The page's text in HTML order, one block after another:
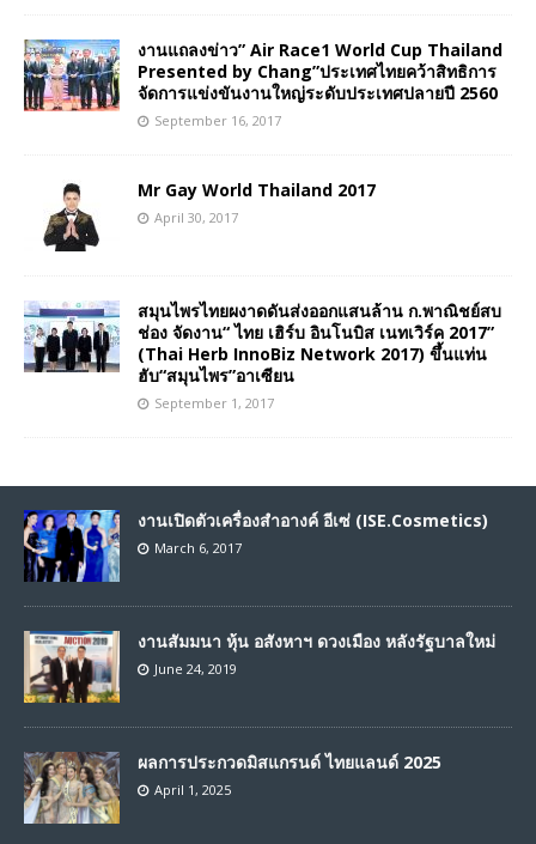
งานแถลงข่าว” Air Race1 World Cup Thailand
Presented by Chang”ประเทศไทยคว้าสิทธิการ
จัดการแข่งขันงานใหญ่ระดับประเทศปลายปี 2560
September 16, 2017
Mr Gay World Thailand 2017
April 30, 2017
สมุนไพรไทยผงาดดันส่งออกแสนล้าน ก.พาณิชย์สบ
ช่อง จัดงาน“ ไทย เฮิร์บ อินโนบิส เนทเวิร์ค 2017”
(Thai Herb InnoBiz Network 2017) ขึ้นแท่น
ฮับ“สมุนไพร”อาเซียน
September 1, 2017
งานเปิดตัวเครื่องสำอางค์ อีเซ่ (ISE.Cosmetics)
March 6, 2017
งานสัมมนา หุ้น อสังหาฯ ดวงเมือง หลังรัฐบาลใหม่
June 24, 2019
ผลการประกวดมิสแกรนด์ ไทยแลนด์ 2025
April 1, 2025